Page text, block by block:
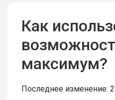
Как
максимум?
Последнее изменение: